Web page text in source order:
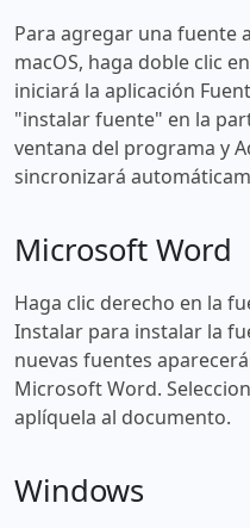
Para agregar una fuente
macOS, haga doble clic
iniciará la aplicación
"instalar fuente" en la
ventana del programa y
sincronizará
Microsoft Word
Haga clic derecho en la
Instalar para instalar la
nuevas fuentes
Microsoft Word.
aplíquela al documento.
Windows